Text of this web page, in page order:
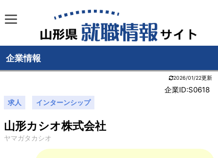
企業情報
2026/01/22更新
企業ID:S0618
求人 インターンシップ
山形カシオ株式会社
ヤマガタカシオ